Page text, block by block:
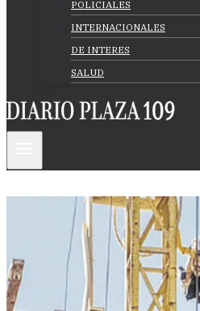
POLICIALES
INTERNACIONALES
DE INTERES
SALUD